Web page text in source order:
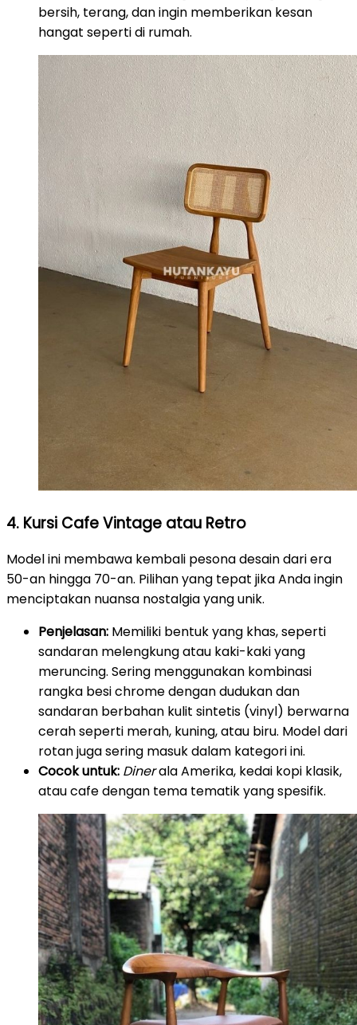
bersih, terang, dan ingin memberikan kesan
hangat seperti di rumah.
4. Kursi Cafe Vintage atau Retro
Model ini membawa kembali pesona desain dari era
50-an hingga 70-an. Pilihan yang tepat jika Anda ingin
menciptakan nuansa nostalgia yang unik.
Penjelasan: Memiliki bentuk yang khas, seperti
sandaran melengkung atau kaki-kaki yang
meruncing. Sering menggunakan kombinasi
rangka besi chrome dengan dudukan dan
sandaran berbahan kulit sintetis (vinyl) berwarna
cerah seperti merah, kuning, atau biru. Model dari
rotan juga sering masuk dalam kategori ini.
Cocok untuk: Dinerala Amerika, kedai kopi klasik,
atau cafe dengan tema tematik yang spesifik.